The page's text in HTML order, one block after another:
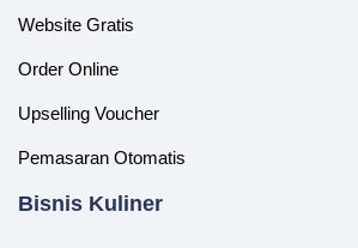
Website Gratis
Order Online
Upselling Voucher
Pemasaran Otomatis
‎Bisnis Kuliner